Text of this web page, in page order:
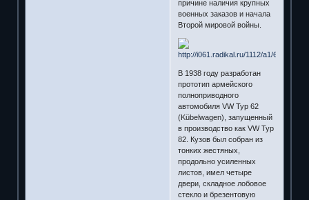
причине наличия крупных
военных заказов и начала
Второй мировой войны.
В 1938 году разработан
прототип армейского
полноприводного
автомобиля VW Тур 62
(Kübelwagen), запущенный
в производство как VW Тур
82. Кузов был собран из
тонких жестяных,
продольно усиленных
листов, имел четыре
двери, складное лобовое
стекло и брезентовую